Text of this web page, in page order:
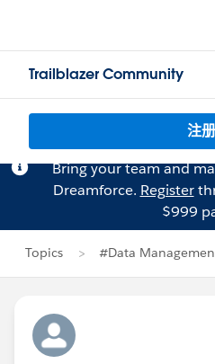
Trailblazer Community
注册
Bring your team and
Dreamforce. Register
$999
Topics #Data